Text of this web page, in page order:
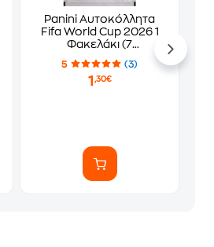
Panini Αυτοκόλλητα
Fifa World Cup 2026 1
Φακελάκι (7
Αυτοκόλλητα)
5 (3)
1 ,30€